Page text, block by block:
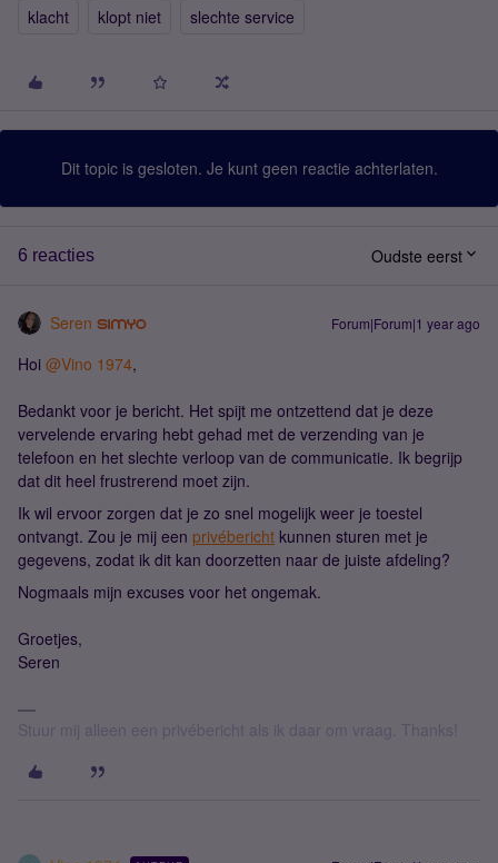
klacht klopt niet slechte service
Dit topic is gesloten. Je kunt geen reactie achterlaten.
6 reacties Oudste eerst
Seren Forum|Forum|1 year ago
Hoi ​ @Vino 1974,
Bedankt voor je bericht. Het spijt me ontzettend dat je deze
vervelende ervaring hebt gehad met de verzending van je
telefoon en het slechte verloop van de communicatie. Ik begrijp
dat dit heel frustrerend moet zijn.
Ik wil ervoor zorgen dat je zo snel mogelijk weer je toestel
ontvangt. Zou je mij een privébericht kunnen sturen met je
gegevens, zodat ik dit kan doorzetten naar de juiste afdeling?
Nogmaals mijn excuses voor het ongemak.
Groetjes,
Seren
Stuur mij alleen een privébericht als ik daar om vraag. Thanks!